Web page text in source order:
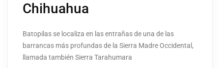
Chihuahua
Batopilas se localiza en las entrañas de una de las
barrancas más profundas de la Sierra Madre Occidental,
llamada también Sierra Tarahumara